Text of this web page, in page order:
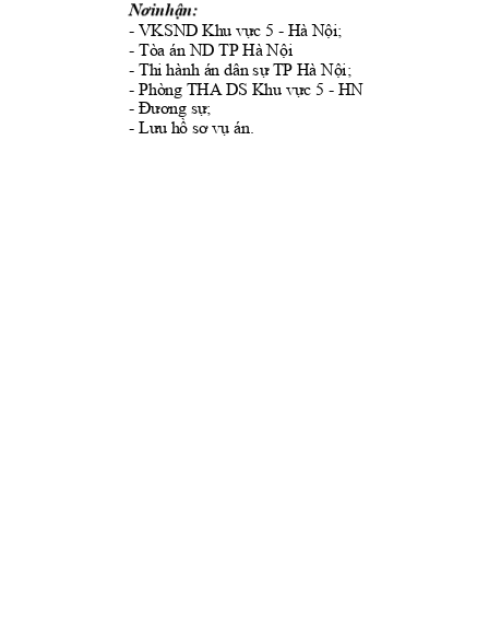
Nơinhận:
- VKSND Khu vực 5 - Hà Nội;
- Tòa án ND TP Hà Nội
- Thi hành án dân sự TP Hà Nội;
- Phòng THA DS Khu vực 5 - HN
- Đương sự;
- Lưu hồ sơ vụ án.